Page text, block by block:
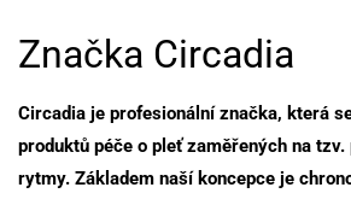
Značka Circadia
Circadia je profesionální značka, která
produktů péče o pleť zaměřených na
rytmy. Základem naší koncepce je